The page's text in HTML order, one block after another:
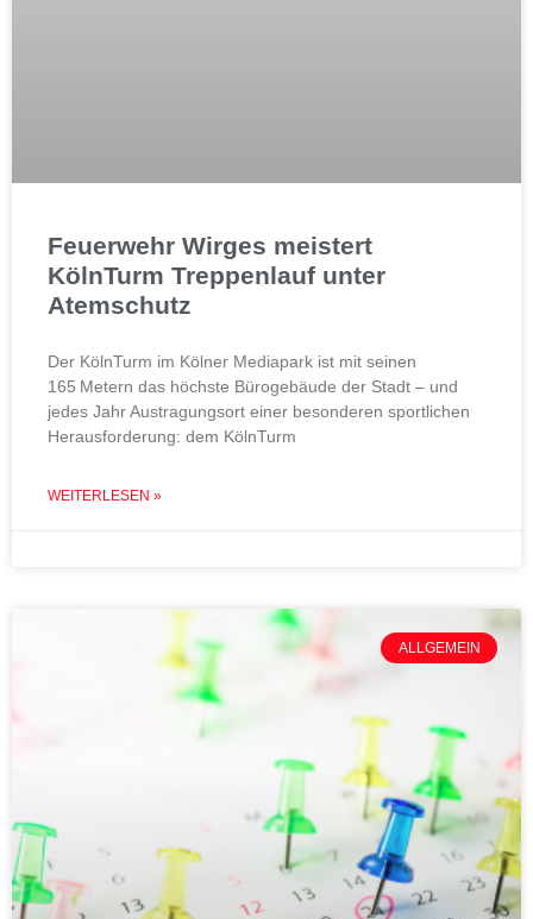
Feuerwehr Wirges meistert
KölnTurm Treppenlauf unter
Atemschutz
Der KölnTurm im Kölner Mediapark ist mit seinen
165 Metern das höchste Bürogebäude der Stadt – und
jedes Jahr Austragungsort einer besonderen sportlichen
Herausforderung: dem KölnTurm
WEITERLESEN »
ALLGEMEIN